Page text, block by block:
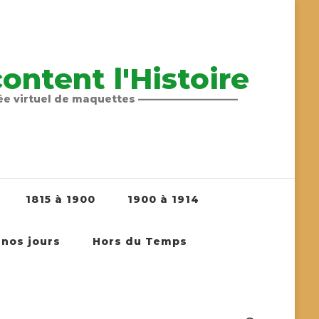
l'Histoire
virtuel de maquettes ——————————
1815 à 1900 1900 à 1914
nos jours Hors du Temps